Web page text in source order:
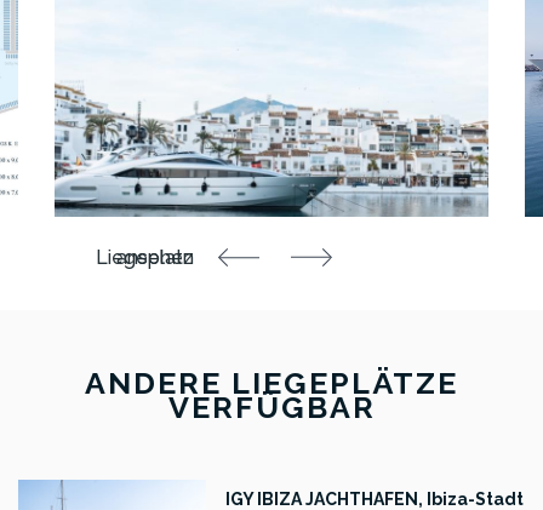
ANDERE LIEGEPLÄTZE
VERFÜGBAR
IGY IBIZA JACHTHAFEN, Ibiza-Stadt